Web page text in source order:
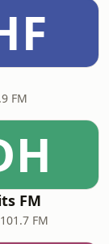
FM
FM
FM